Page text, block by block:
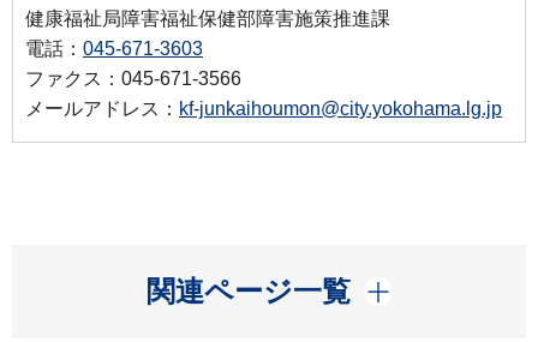
健康福祉局障害福祉保健部障害施策推進課
電話： 045-671-3603
ファクス：045-671-3566
メールアドレス： kf-junkaihoumon@city.yokohama.lg.jp
関連ページ一覧
開く